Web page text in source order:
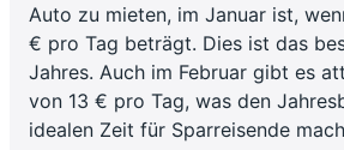
Auto zu mieten, im Januar ist,
€ pro Tag beträgt. Dies ist das
Jahres. Auch im Februar gibt es
von 13 € pro Tag, was den
idealen Zeit für Sparreisende